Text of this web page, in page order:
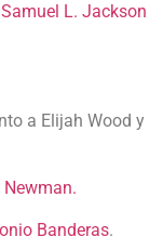
Samuel L. Jackson
a Elijah Wood y
Newman.
Banderas.